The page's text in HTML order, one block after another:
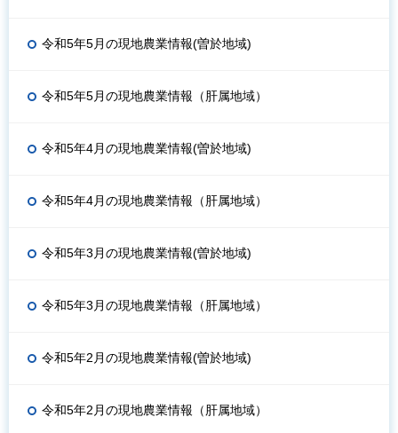
令和5年5月の現地農業情報(曽於地域)
令和5年5月の現地農業情報（肝属地域）
令和5年4月の現地農業情報(曽於地域)
令和5年4月の現地農業情報（肝属地域）
令和5年3月の現地農業情報(曽於地域)
令和5年3月の現地農業情報（肝属地域）
令和5年2月の現地農業情報(曽於地域)
令和5年2月の現地農業情報（肝属地域）